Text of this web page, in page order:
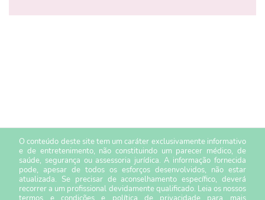
O conteúdo deste site tem um caráter exclusivamente informativo
e de entretenimento, não constituindo um parecer médico, de
saúde, segurança ou assessoria jurídica. A informação fornecida
pode, apesar de todos os esforços desenvolvidos, não estar
atualizada. Se precisar de aconselhamento específico, deverá
recorrer a um profissional devidamente qualificado. Leia os nossos